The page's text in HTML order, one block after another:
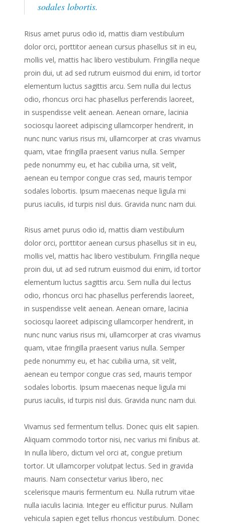
sodales lobortis.
Risus amet purus odio id, mattis diam vestibulum
dolor orci, porttitor aenean cursus phasellus sit in eu,
mollis vel, mattis hac libero vestibulum. Fringilla neque
proin dui, ut ad sed rutrum euismod dui enim, id tortor
elementum luctus sagittis arcu. Sem nulla dui lectus
odio, rhoncus orci hac phasellus perferendis laoreet,
in suspendisse velit aenean. Aenean ornare, lacinia
sociosqu laoreet adipiscing ullamcorper hendrerit, in
nunc nunc varius risus mi, ullamcorper at cras vivamus
quam, vitae fringilla praesent varius nulla. Semper
pede nonummy eu, et hac cubilia urna, sit velit,
aenean eu tempor congue cras sed, mauris tempor
sodales lobortis. Ipsum maecenas neque ligula mi
purus iaculis, id turpis nisl duis. Gravida nunc nam dui.
Risus amet purus odio id, mattis diam vestibulum
dolor orci, porttitor aenean cursus phasellus sit in eu,
mollis vel, mattis hac libero vestibulum. Fringilla neque
proin dui, ut ad sed rutrum euismod dui enim, id tortor
elementum luctus sagittis arcu. Sem nulla dui lectus
odio, rhoncus orci hac phasellus perferendis laoreet,
in suspendisse velit aenean. Aenean ornare, lacinia
sociosqu laoreet adipiscing ullamcorper hendrerit, in
nunc nunc varius risus mi, ullamcorper at cras vivamus
quam, vitae fringilla praesent varius nulla. Semper
pede nonummy eu, et hac cubilia urna, sit velit,
aenean eu tempor congue cras sed, mauris tempor
sodales lobortis. Ipsum maecenas neque ligula mi
purus iaculis, id turpis nisl duis. Gravida nunc nam dui.
Vivamus sed fermentum tellus. Donec quis elit sapien.
Aliquam commodo tortor nisi, nec varius mi finibus at.
In nulla libero, dictum vel orci at, congue pretium
tortor. Ut ullamcorper volutpat lectus. Sed in gravida
mauris. Nam consectetur varius libero, nec
scelerisque mauris fermentum eu. Nulla rutrum vitae
nulla iaculis lacinia. Integer eu efficitur purus. Nullam
vehicula sapien eget tellus rhoncus vestibulum. Donec